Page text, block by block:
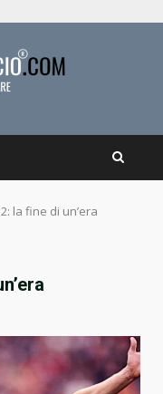
la fine di un’era